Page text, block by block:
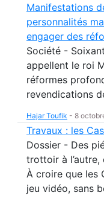
Manifestations
personnalités
engager des
Société -
appellent le roi
réformes
revendications
Hajar Toufik - 8
Travaux : les
Dossier - Des
trottoir à
À croire que les
jeu vidéo, sans